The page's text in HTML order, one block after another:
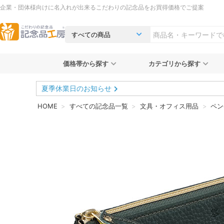
企業・団体様向けに名入れが出来るこだわりの記念品をお買得価格でご提案
価格帯から探す カテゴリから探す
夏季休業日のお知らせ
HOME すべての記念品一覧 文具・オフィス用品 ペ